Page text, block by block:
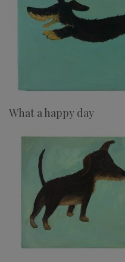
What a happy day